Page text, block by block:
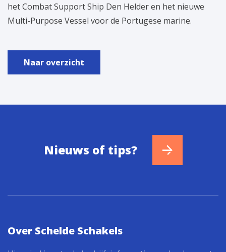
het Combat Support Ship Den Helder en het nieuwe
Multi-Purpose Vessel voor de Portugese marine.
Naar overzicht
Nieuws of tips?
Over Schelde Schakels